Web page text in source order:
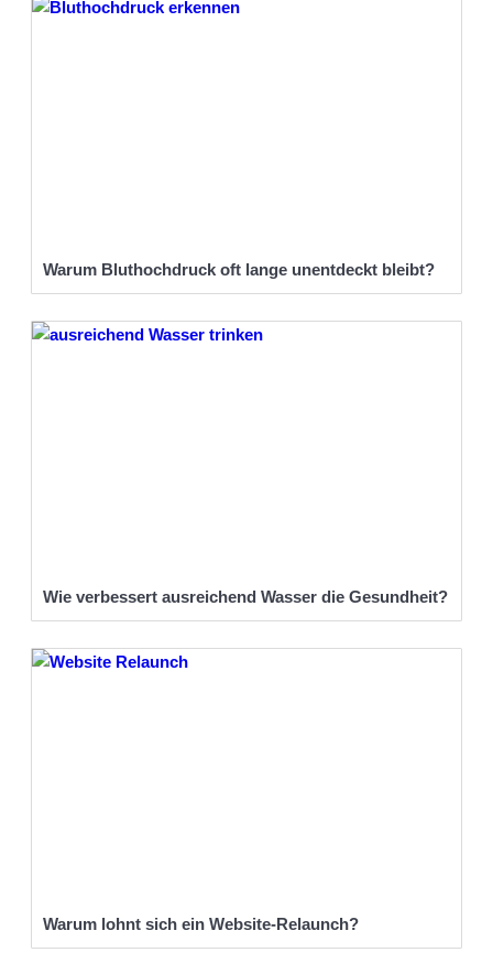
Warum Bluthochdruck oft lange unentdeckt bleibt?
Wie verbessert ausreichend Wasser die Gesundheit?
Warum lohnt sich ein Website-Relaunch?